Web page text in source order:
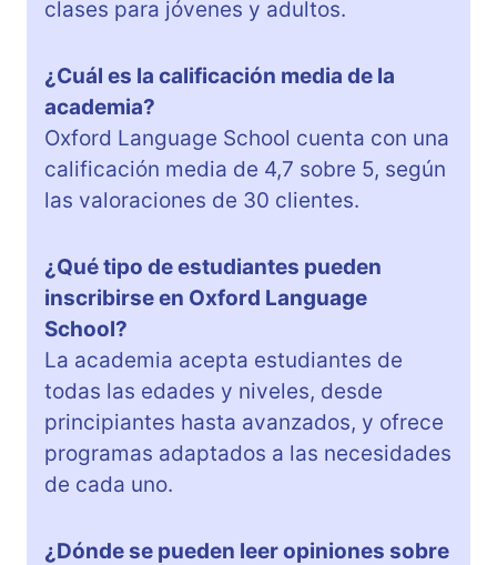
clases para jóvenes y adultos.
¿Cuál es la calificación media de la
academia?
Oxford Language School cuenta con una
calificación media de 4,7 sobre 5, según
las valoraciones de 30 clientes.
¿Qué tipo de estudiantes pueden
inscribirse en Oxford Language
School?
La academia acepta estudiantes de
todas las edades y niveles, desde
principiantes hasta avanzados, y ofrece
programas adaptados a las necesidades
de cada uno.
¿Dónde se pueden leer opiniones sobre